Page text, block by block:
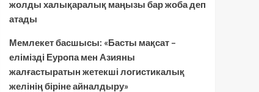
жолды халықаралық маңызы бар жоба деп
атады
Мемлекет басшысы: «Басты мақсат –
елімізді Еуропа мен Азияны
жалғастыратын жетекші логистикалық
желінің біріне айналдыру»